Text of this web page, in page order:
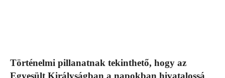
Történelmi pillanatnak tekinthető, hogy az